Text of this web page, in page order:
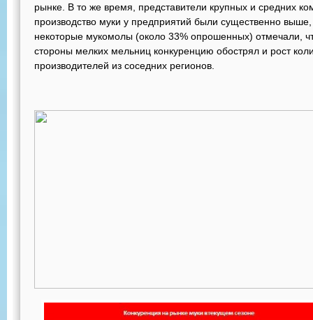
рынке. В то же время, представители крупных и средних
производство муки у предприятий были существенно
некоторые мукомолы (около 33% опрошенных) отмечали,
стороны мелких мельниц конкуренцию обострял и рост
производителей из соседних регионов.